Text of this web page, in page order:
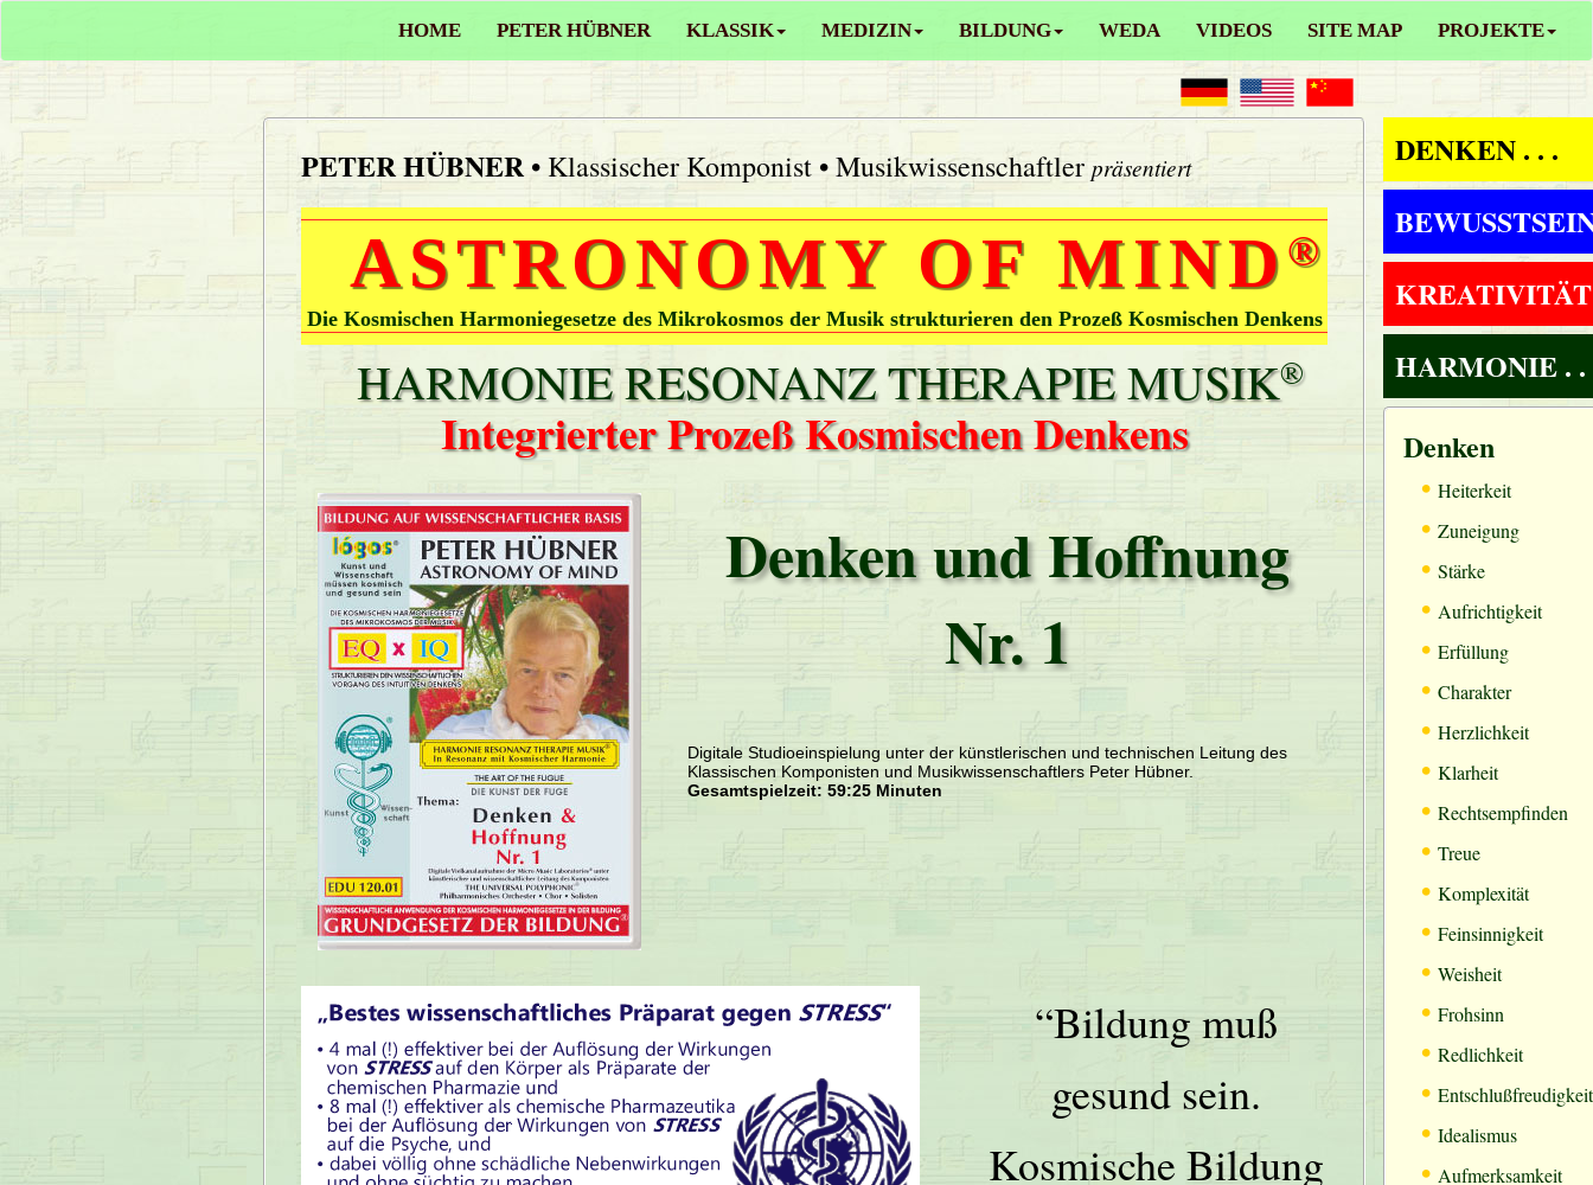
HOME PETER HÜBNER KLASSIK MEDIZIN BILDUNG WEDA VIDEOS SITE MAP PROJEKTE
PETER HÜBNER• Klassischer Komponist • Musikwissenschaftler präsentiert
ASTRONOMY OF MIND ®
Die Kosmischen Harmoniegesetze des Mikrokosmos der Musik strukturieren den Prozeß Kosmischen Denkens
HARMONIE RESONANZ THERAPIE MUSIK®
Integrierter Prozeß Kosmischen Denkens
Denken und Hoffnung
Nr. 1
Digitale Studioeinspielung unter der künstlerischen und technischen Leitung des
Klassischen Komponisten und Musikwissenschaftlers Peter Hübner.
Gesamtspielzeit: 59:25 Minuten
“Bildung muß
gesund sein.
Kosmische Bildung
DENKEN . . .
HARMONIE . .
Denken
• Heiterkeit
• Zuneigung
• Stärke
• Aufrichtigkeit
• Erfüllung
• Charakter
• Herzlichkeit
• Klarheit
• Rechtsempfinden
• Treue
• Komplexität
• Feinsinnigkeit
• Weisheit
• Frohsinn
• Redlichkeit
• Entschlußfreudigkeit
• Idealismus
• Aufmerksamkeit